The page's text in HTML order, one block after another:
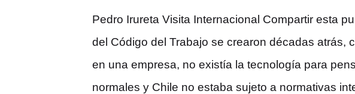
Pedro Irureta Visita Internacional Compartir esta
del Código del Trabajo se crearon décadas atrás,
en una empresa, no existía la tecnología para
normales y Chile no estaba sujeto a normativas